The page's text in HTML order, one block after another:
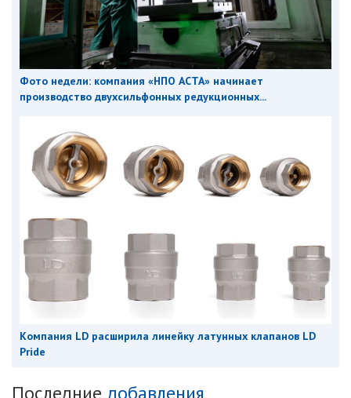
Фото недели: компания «НПО АСТА» начинает
производство двухсильфонных редукционных...
Компания LD расширила линейку латунных клапанов LD
Pride